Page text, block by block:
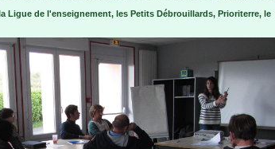
Ligue de l'enseignement, les Petits Débrouillards, Prioriterre, le